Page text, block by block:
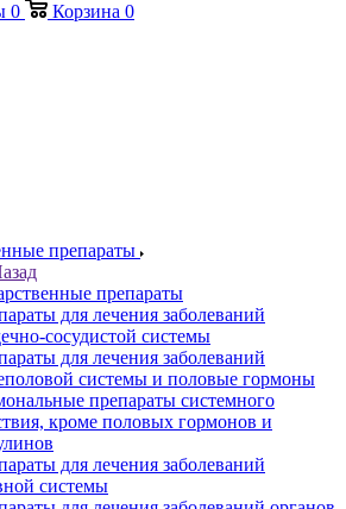
0 Корзина 0
препараты
препараты
для лечения заболеваний
сосудистой системы
для лечения заболеваний
системы и половые гормоны
препараты системного
кроме половых гормонов и
для лечения заболеваний
системы